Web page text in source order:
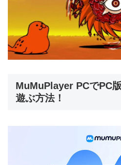
MuMuPlayer PCでPC
遊ぶ方法！